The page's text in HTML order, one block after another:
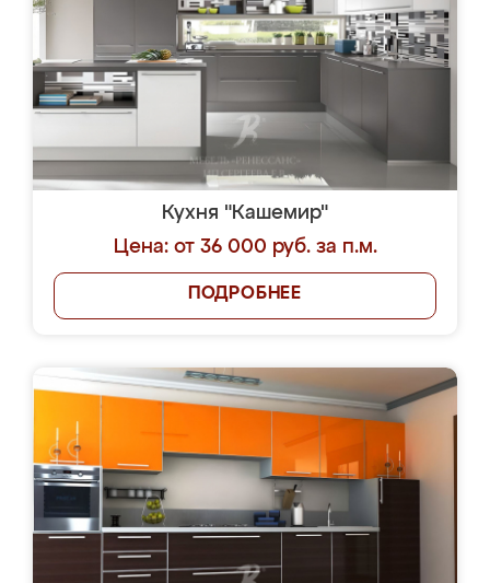
Кухня "Кашемир"
Цена: от 36 000 руб. за п.м.
ПОДРОБНЕЕ